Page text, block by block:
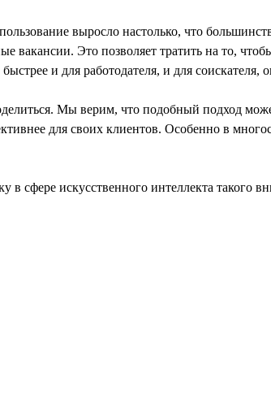
выросло настолько, что
Это позволяет тратить на то,
и для работодателя, и для соискателя,
Мы верим, что подобный подход
для своих клиентов. Особенно в
сфере искусственного интеллекта такого